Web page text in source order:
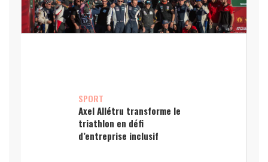
SPORT
Axel Allétru transforme le
triathlon en défi
d’entreprise inclusif